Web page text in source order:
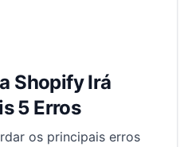
Shopify Irá
5 Erros
os principais erros